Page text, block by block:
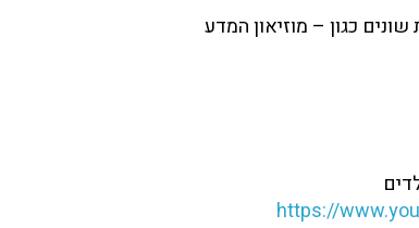
כגון – מוזיאון המדע
https://